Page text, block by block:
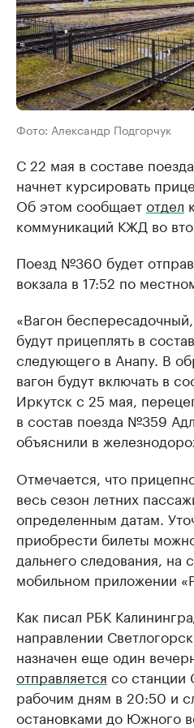
Фото: Александр Подгорчук
С 22 мая в составе
начнет курсировать
Об этом сообщаетотдел
коммуникаций КЖД во
Поезд №360 будет
вокзала в 17:52 по
«Вагон
будут прицеплять в
следующего в Анапу. В
вагон будут включать в
Иркутск с 25 мая,
в состав поезда №359
объяснили в
Отмечается, что
весь сезон летних
определенным датам.
приобрести билеты
дальнего следования,
мобильном приложении
Как писал РБК
направлении
назначен еще один
отправляется со станции
рабочим дням в 20:50 и
остановками до Южного